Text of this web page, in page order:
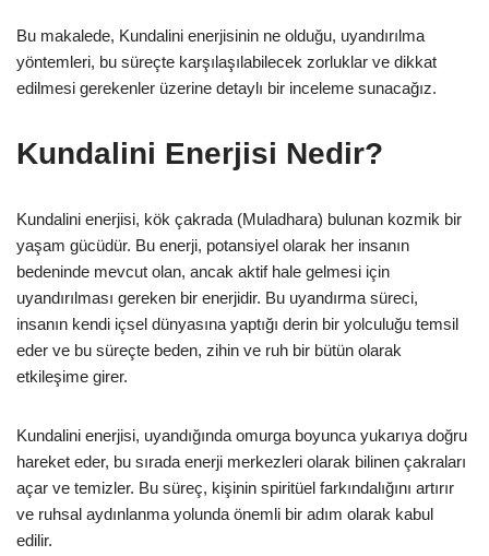
Bu makalede, Kundalini enerjisinin ne olduğu, uyandırılma
yöntemleri, bu süreçte karşılaşılabilecek zorluklar ve dikkat
edilmesi gerekenler üzerine detaylı bir inceleme sunacağız.
Kundalini Enerjisi Nedir?
Kundalini enerjisi, kök çakrada (Muladhara) bulunan kozmik bir
yaşam gücüdür. Bu enerji, potansiyel olarak her insanın
bedeninde mevcut olan, ancak aktif hale gelmesi için
uyandırılması gereken bir enerjidir. Bu uyandırma süreci,
insanın kendi içsel dünyasına yaptığı derin bir yolculuğu temsil
eder ve bu süreçte beden, zihin ve ruh bir bütün olarak
etkileşime girer.
Kundalini enerjisi, uyandığında omurga boyunca yukarıya doğru
hareket eder, bu sırada enerji merkezleri olarak bilinen çakraları
açar ve temizler. Bu süreç, kişinin spiritüel farkındalığını artırır
ve ruhsal aydınlanma yolunda önemli bir adım olarak kabul
edilir.